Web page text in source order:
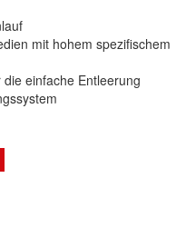
mit hohem spezifischem
einfache Entleerung